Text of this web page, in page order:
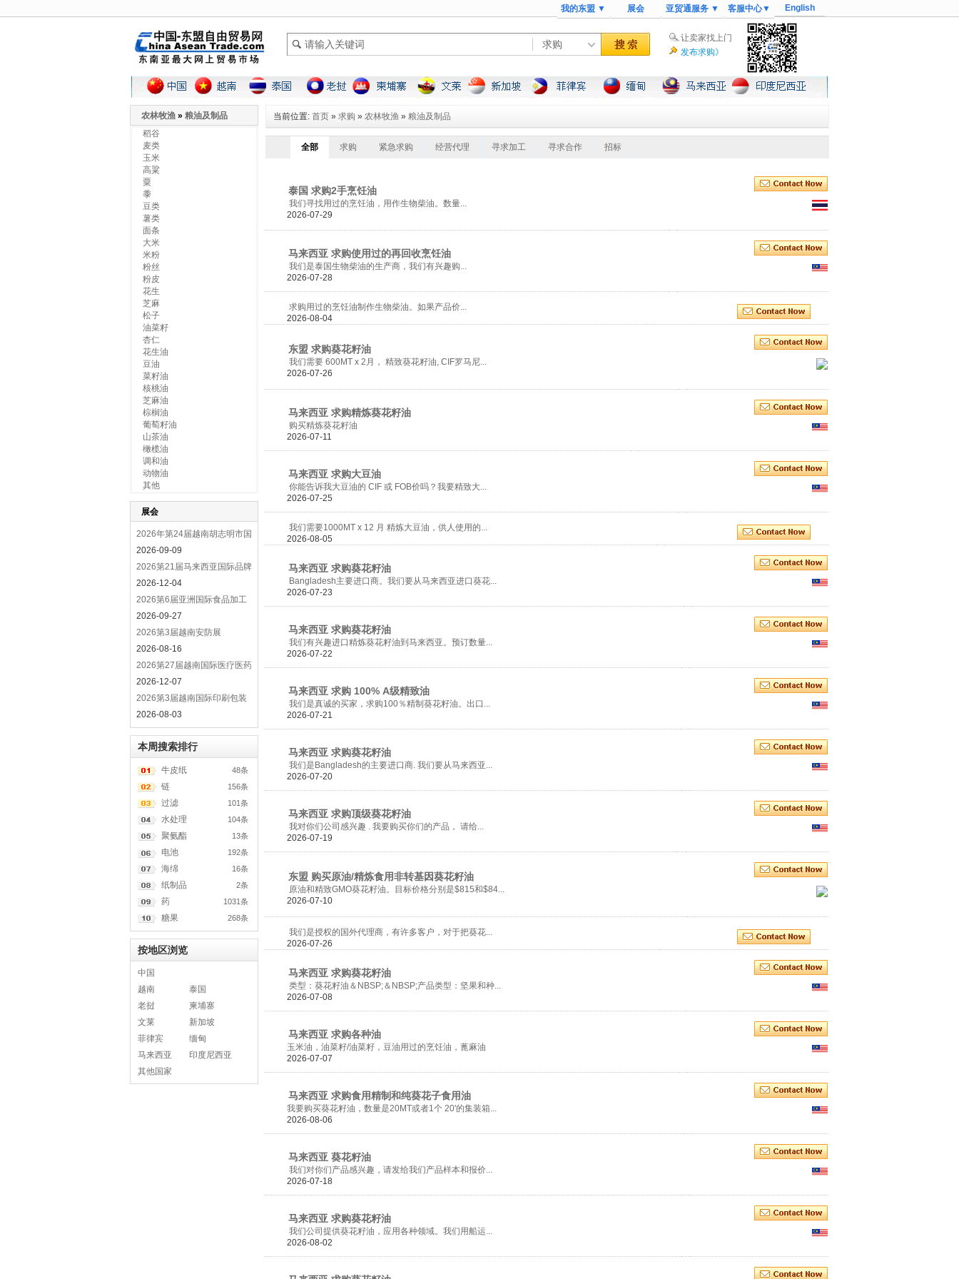
我的东盟 ▼ 展会 亚贸通服务 ▼ 客服中心▼ English
让卖家找上门
发布求购》
当前位置: 首页 » 求购 » 农林牧渔 » 粮油及制品
全部 求购 紧急求购 经营代理 寻求加工 寻求合作 招标
泰国 求购2手烹饪油
我们寻找用过的烹饪油，用作生物柴油。数量...
2026-07-29
马来西亚 求购使用过的再回收烹饪油
我们是泰国生物柴油的生产商，我们有兴趣购...
2026-07-28
求购用过的烹饪油制作生物柴油。如果产品价...
2026-08-04
东盟 求购葵花籽油
我们需要 600MT x 2月， 精致葵花籽油, CIF罗马尼...
2026-07-26
马来西亚 求购精炼葵花籽油
购买精炼葵花籽油
2026-07-11
马来西亚 求购大豆油
你能告诉我大豆油的 CIF 或 FOB价吗？我要精致大...
2026-07-25
我们需要1000MT x 12 月 精炼大豆油，供人使用的...
2026-08-05
马来西亚 求购葵花籽油
Bangladesh主要进口商。我们要从马来西亚进口葵花...
2026-07-23
马来西亚 求购葵花籽油
我们有兴趣进口精炼葵花籽油到马来西亚。预订数量...
2026-07-22
马来西亚 求购 100% A级精致油
我们是真诚的买家，求购100％精制葵花籽油。出口...
2026-07-21
马来西亚 求购葵花籽油
我们是Bangladesh的主要进口商. 我们要从马来西亚...
2026-07-20
马来西亚 求购顶级葵花籽油
我对你们公司感兴趣 . 我要购买你们的产品， 请给...
2026-07-19
东盟 购买原油/精炼食用非转基因葵花籽油
原油和精致GMO葵花籽油。目标价格分别是$815和$84...
2026-07-10
我们是授权的国外代理商，有许多客户，对于把葵花...
2026-07-26
马来西亚 求购葵花籽油
类型：葵花籽油＆NBSP;＆NBSP;产品类型：坚果和种...
2026-07-08
马来西亚 求购各种油
玉米油，油菜籽/油菜籽，豆油用过的烹饪油，蓖麻油
2026-07-07
马来西亚 求购食用精制和纯葵花子食用油
我要购买葵花籽油，数量是20MT或者1个 20'的集装箱...
2026-08-06
马来西亚 葵花籽油
我们对你们产品感兴趣，请发给我们产品样本和报价...
2026-07-18
马来西亚 求购葵花籽油
我们公司提供葵花籽油，应用各种领域。我们用船运...
2026-08-02
农林牧渔 » 粮油及制品
稻谷
麦类
玉米
高粱
粟
黍
豆类
薯类
面条
大米
米粉
粉丝
粉皮
花生
芝麻
松子
油菜籽
杏仁
花生油
豆油
菜籽油
核桃油
芝麻油
棕榈油
葡萄籽油
山茶油
橄榄油
调和油
动物油
其他
展会
2026年第24届越南胡志明市国
际塑
2026-09-09
2026第21届马来西亚国际品牌
消费
2026-12-04
2026第6届亚洲国际食品加工
技术
2026-09-27
2026第3届越南安防展
2026-08-16
2026第27届越南国际医疗医药
产业
2026-12-07
2026第3届越南国际印刷包装
技术
2026-08-03
本周搜索排行
48条
牛皮纸
156条
链
101条
过滤
104条
水处理
13条
聚氨酯
192条
电池
16条
海绵
2条
纸制品
1031条
药
268条
糖果
按地区浏览
中国
越南
泰国
老挝
柬埔寨
文莱
新加坡
菲律宾
缅甸
马来西亚
印度尼西亚
其他国家